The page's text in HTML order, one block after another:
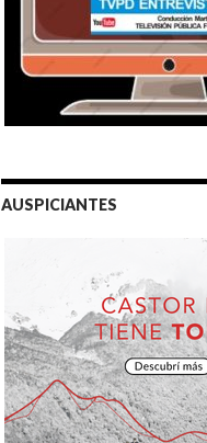
AUSPICIANTES